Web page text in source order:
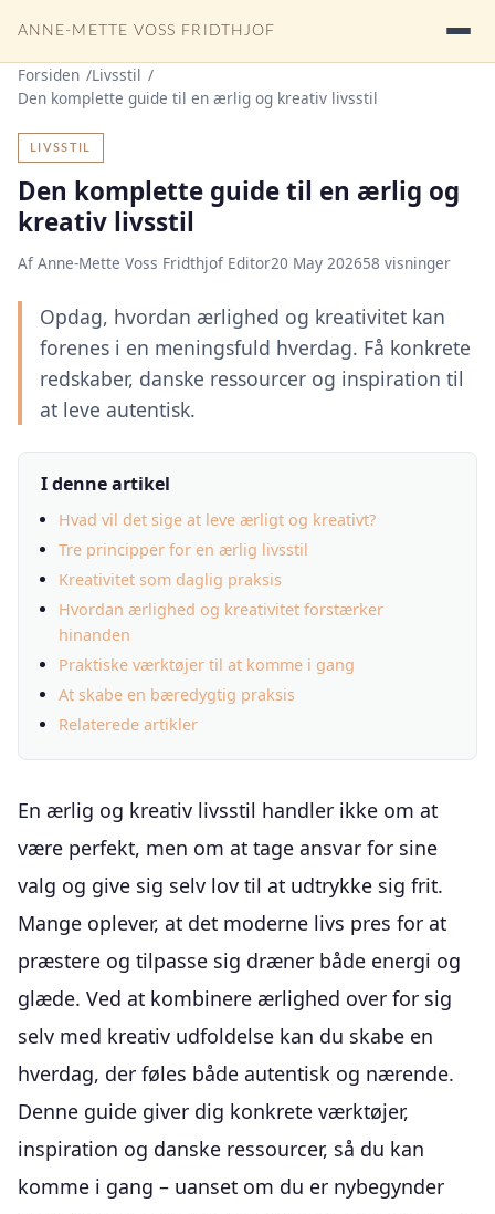
ANNE-METTE VOSS FRIDTHJOF
Forsiden
Livsstil
Den komplette guide til en ærlig og kreativ livsstil
LIVSSTIL
Den komplette guide til en ærlig og
kreativ livsstil
Af Anne-Mette Voss Fridthjof Editor20 May 202658 visninger
Opdag, hvordan ærlighed og kreativitet kan
forenes i en meningsfuld hverdag. Få konkrete
redskaber, danske ressourcer og inspiration til
at leve autentisk.
I denne artikel
Hvad vil det sige at leve ærligt og kreativt?
Tre principper for en ærlig livsstil
Kreativitet som daglig praksis
Hvordan ærlighed og kreativitet forstærker
hinanden
Praktiske værktøjer til at komme i gang
At skabe en bæredygtig praksis
Relaterede artikler
En ærlig og kreativ livsstil handler ikke om at
være perfekt, men om at tage ansvar for sine
valg og give sig selv lov til at udtrykke sig frit.
Mange oplever, at det moderne livs pres for at
præstere og tilpasse sig dræner både energi og
glæde. Ved at kombinere ærlighed over for sig
selv med kreativ udfoldelse kan du skabe en
hverdag, der føles både autentisk og nærende.
Denne guide giver dig konkrete værktøjer,
inspiration og danske ressourcer, så du kan
komme i gang – uanset om du er nybegynder